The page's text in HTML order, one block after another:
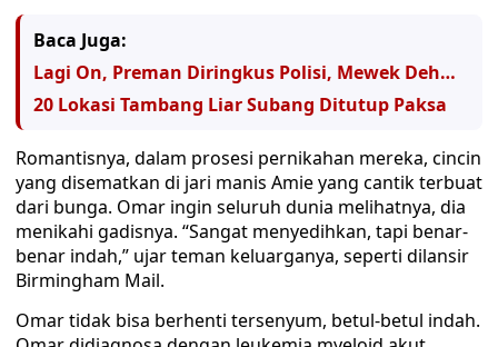
Baca Juga:
Lagi On, Preman Diringkus Polisi, Mewek Deh…
20 Lokasi Tambang Liar Subang Ditutup Paksa
Romantisnya, dalam prosesi pernikahan mereka, cincin
yang disematkan di jari manis Amie yang cantik terbuat
dari bunga. Omar ingin seluruh dunia melihatnya, dia
menikahi gadisnya. “Sangat menyedihkan, tapi benar-
benar indah,” ujar teman keluarganya, seperti dilansir
Birmingham Mail.
Omar tidak bisa berhenti tersenyum, betul-betul indah.